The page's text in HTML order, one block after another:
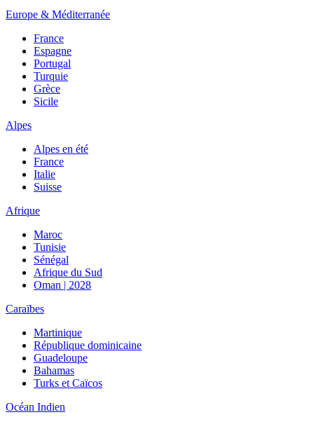
Europe & Méditerranée
France
Espagne
Portugal
Turquie
Grèce
Sicile
Alpes
Alpes en été
France
Italie
Suisse
Afrique
Maroc
Tunisie
Sénégal
Afrique du Sud
Oman | 2028
Caraïbes
Martinique
République dominicaine
Guadeloupe
Bahamas
Turks et Caïcos
Océan Indien